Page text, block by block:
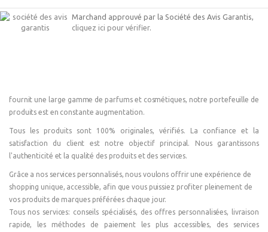
Marchand approuvé par la Société des Avis Garantis,
cliquez ici pour vérifier.
fournit une large gamme de parfums et cosmétiques, notre portefeuille de
produits est en constante augmentation.
Tous les produits sont 100% originales, vérifiés. La confiance et la
satisfaction du client est notre objectif principal. Nous garantissons
l'authenticité et la qualité des produits et des services.
Grâce a nos services personnalisés, nous voulons offrir une expérience de
shopping unique, accessible, afin que vous puissiez profiter pleinement de
vos produits de marques préférées chaque jour.
Tous nos services: conseils spécialisés, des offres personnalisées, livraison
rapide, les méthodes de paiement les plus accessibles, des services